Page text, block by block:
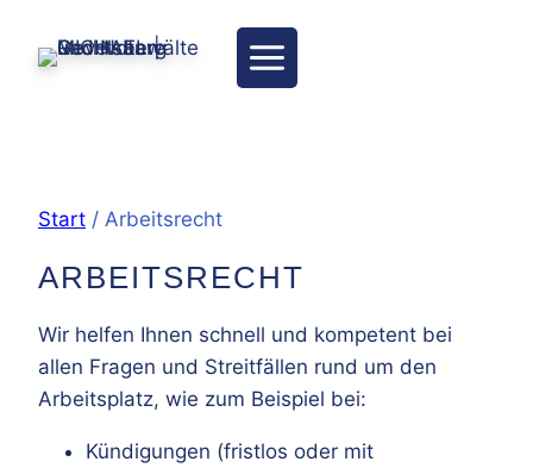
Inhalt
Start / Arbeitsrecht
ARBEITSRECHT
Wir helfen Ihnen schnell und kompetent bei
allen Fragen und Streitfällen rund um den
Arbeitsplatz, wie zum Beispiel bei:
Kündigungen (fristlos oder mit